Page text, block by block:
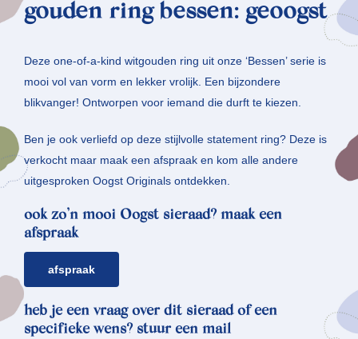
gouden ring bessen: geoogst
Deze one-of-a-kind witgouden ring uit onze ‘Bessen’ serie is
mooi vol van vorm en lekker vrolijk. Een bijzondere
blikvanger! Ontworpen voor iemand die durft te kiezen.
Ben je ook verliefd op deze stijlvolle statement ring? Deze is
verkocht maar maak een afspraak en kom alle andere
uitgesproken Oogst Originals ontdekken.
ook zo’n mooi Oogst sieraad? maak een
afspraak
afspraak
heb je een vraag over dit sieraad of een
specifieke wens? stuur een mail